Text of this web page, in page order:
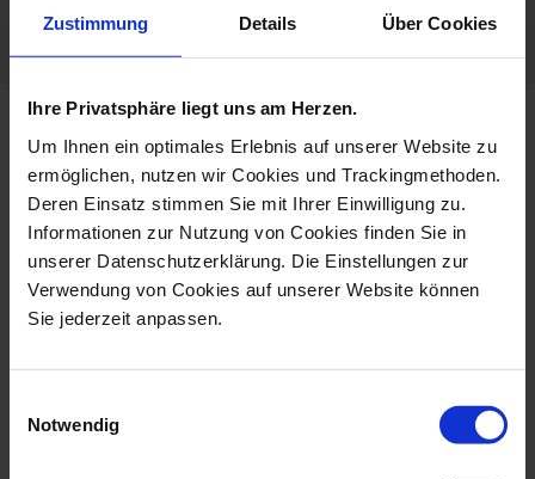
Zustimmung Details Über Cookies
Ihre Privatsphäre liegt uns am Herzen.
Um Ihnen ein optimales Erlebnis auf unserer Website zu
ermöglichen, nutzen wir Cookies und Trackingmethoden.
Deren Einsatz stimmen Sie mit Ihrer Einwilligung zu.
Informationen zur Nutzung von Cookies finden Sie in
unserer Datenschutzerklärung. Die Einstellungen zur
Verwendung von Cookies auf unserer Website können
Sie jederzeit anpassen.
Notwendig
Germany